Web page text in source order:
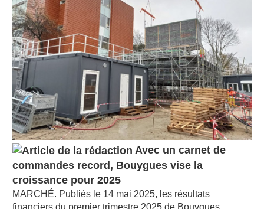
Avec un carnet de
commandes record, Bouygues vise la
croissance pour 2025
MARCHÉ. Publiés le 14 mai 2025, les résultats